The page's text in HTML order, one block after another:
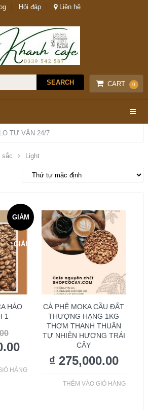
Hỏi đáp Liên hệ
CART 0
TƯ VẤN 24/7
sắc Light
GIẢM
GIÁ!
HẢO
1
HÀNG
CÀ PHÊ MOKA CẦU ĐẤT
THƯỢNG HẠNG 1KG
THƠM THANH THUẦN
TỰ NHIÊN HƯƠNG TRÁI
CÂY
₫275,000.00
THÊM VÀO GIỎ HÀNG